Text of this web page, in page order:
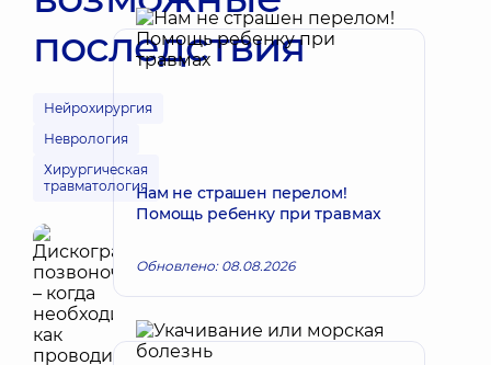
последствия
Нейрохирургия
Неврология
Хирургическая
травматологияНам не страшен перелом!
Помощь ребенку при травмах
Обновлено: 08.08.2026